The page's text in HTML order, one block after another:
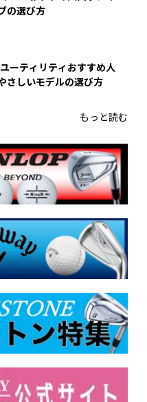
の選び方
ーティリティおすすめ人
さしいモデルの選び方
もっと読む